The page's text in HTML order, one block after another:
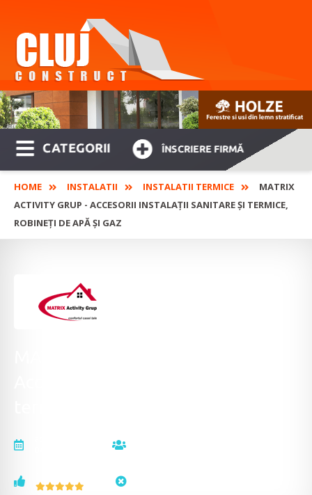
CATEGORII ÎNSCRIERE FIRMĂ
HOME INSTALATII INSTALATII TERMICE
MATRIX
ACTIVITY GRUP - ACCESORII INSTALAȚII SANITARE ȘI TERMICE,
ROBINEȚI DE APĂ ȘI GAZ